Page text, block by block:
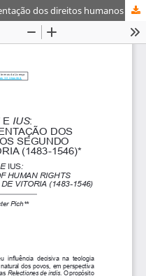
Dominium e Ius: sobre a fundamentação dos direitos humanos segundo Francisco de Vitoria (1483-1546)